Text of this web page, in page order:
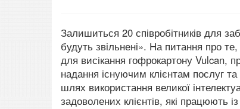
Залишиться 20 співробітників для
будуть звільнені». На питання про
для висікання гофрокартону Vulcan,
надання існуючим клієнтам послуг
шлях використання великої
задоволених клієнтів, які працюють